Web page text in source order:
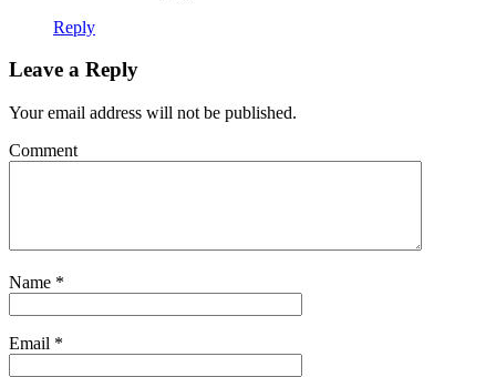
Reply
Leave a Reply
Your email address will not be published.
Comment
Name *
Email *